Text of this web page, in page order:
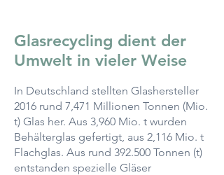
Glasrecycling dient der
Umwelt in vieler Weise
In Deutschland stellten Glashersteller
2016 rund 7,471 Millionen Tonnen (Mio.
t) Glas her. Aus 3,960 Mio. t wurden
Behälterglas gefertigt, aus 2,116 Mio. t
Flachglas. Aus rund 392.500 Tonnen (t)
entstanden spezielle Gläser